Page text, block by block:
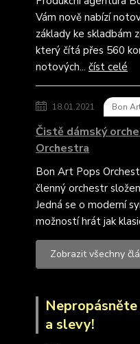
Vám nově nabízí
základy ke skladbám
který čítá přes 560
notových... číst celé
18.01.2021 Bon
Čistě dámský
Orchestra
Bon Art Pops
členný orchestr
Jedná se o moderní
možností hrát jak
Zobrazit všechny
a slevy!